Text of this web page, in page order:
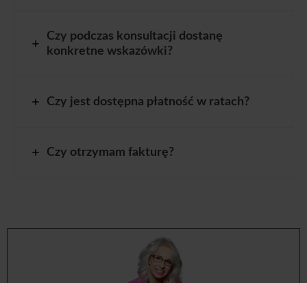
Czy podczas konsultacji dostanę
konkretne wskazówki?
Czy jest dostępna płatność w ratach?
Czy otrzymam fakturę?